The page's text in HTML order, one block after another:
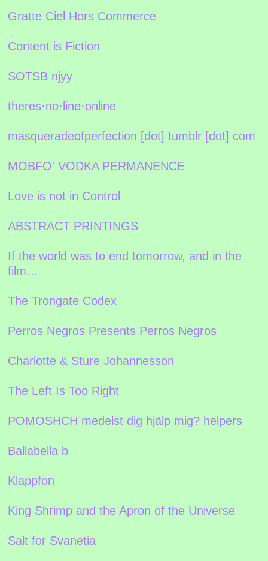
Gratte Ciel Hors Commerce
Content is Fiction
SOTSB njyy
theres·no·line·online
masqueradeofperfection [dot] tumblr [dot] com
MOBFO' VODKA PERMANENCE
Love is not in Control
ABSTRACT PRINTINGS
If the world was to end tomorrow, and in the
film…
The Trongate Codex
Perros Negros Presents Perros Negros
Charlotte & Sture Johannesson
The Left Is Too Right
POMOSHCH medelst dig hjälp mig? helpers
Ballabella b
Klappfon
King Shrimp and the Apron of the Universe
Salt for Svanetia